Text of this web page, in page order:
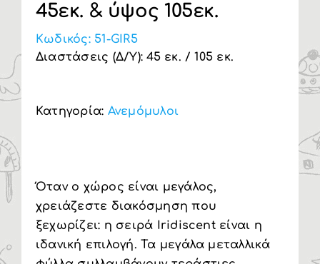
45εκ. & ύψος 105εκ.
Κωδικός: 51-GIR5
Διαστάσεις (Δ/Υ): 45 εκ. / 105 εκ.
Κατηγορία: Ανεμόμυλοι
Όταν ο χώρος είναι μεγάλος,
χρειάζεστε διακόσμηση που
ξεχωρίζει: η σειρά Iridiscent είναι η
ιδανική επιλογή. Τα μεγάλα μεταλλικά